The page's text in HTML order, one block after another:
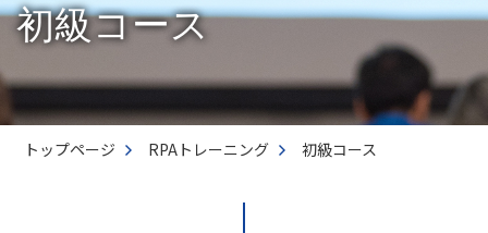
初級コース
トップページ RPAトレーニング 初級コース